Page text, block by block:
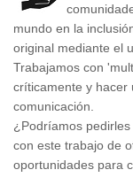
mundo en la
original mediante el
Trabajamos con
críticamente y hacer
comunicación.
¿Podríamos
con este trabajo de
oportunidades para